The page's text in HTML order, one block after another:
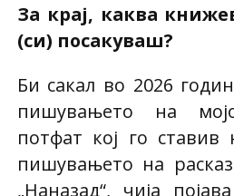
За крај, каква
(си) посакуваш?
Би сакал во 2026
пишувањето на
потфат кој го ставив
пишувањето на
„Наназад“, чија